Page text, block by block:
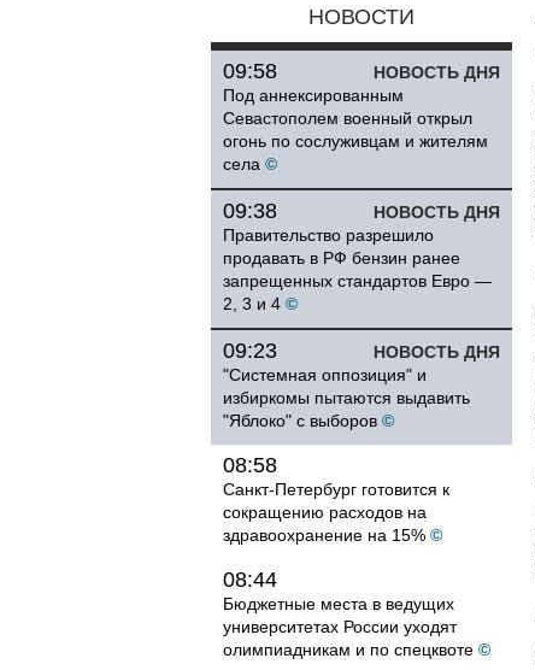
НОВОСТИ
НОВОСТЬ ДНЯ
09:58
Под аннексированным
Севастополем военный открыл
огонь по сослуживцам и жителям
села ©
НОВОСТЬ ДНЯ
09:38
Правительство разрешило
продавать в РФ бензин ранее
запрещенных стандартов Евро —
2, 3 и 4 ©
НОВОСТЬ ДНЯ
09:23
"Системная оппозиция" и
избиркомы пытаются выдавить
"Яблоко" с выборов ©
08:58
Санкт-Петербург готовится к
сокращению расходов на
здравоохранение на 15% ©
08:44
Бюджетные места в ведущих
университетах России уходят
олимпиадникам и по спецквоте ©